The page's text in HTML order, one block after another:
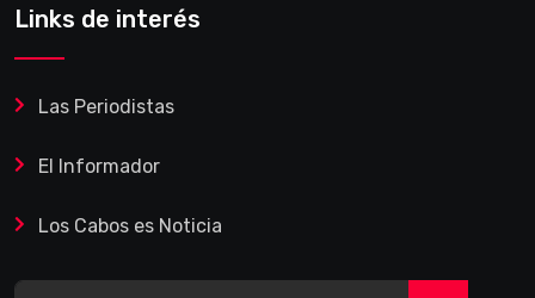
Links de interés
Las Periodistas
El Informador
Los Cabos es Noticia